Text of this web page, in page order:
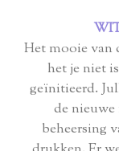
Het mooie van
het je niet
geïnitieerd.
de nieuwe
beheersing